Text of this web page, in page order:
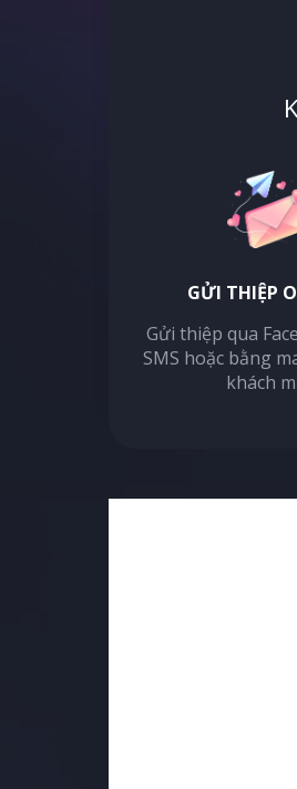
GỬI THIỆP
Gửi thiệp qua
SMS hoặc bằng
khách